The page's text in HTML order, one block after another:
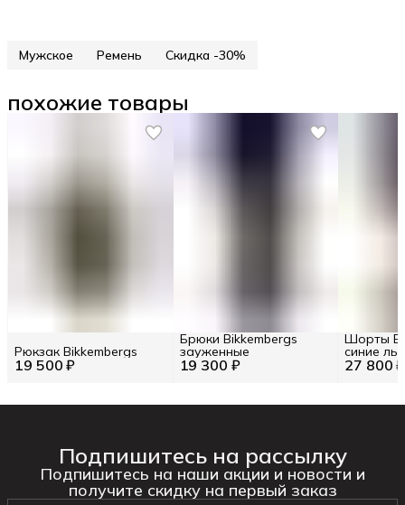
Мужское Ремень Скидка -30%
похожие товары
19 500 ₽
Рюкзак Bikkembergs
19 300 ₽
Брюки Bikkembergs
зауженные
27 800 ₽
Шорты
синие
Подпишитесь на рассылку
Подпишитесь на наши акции и новости и
получите скидку на первый заказ